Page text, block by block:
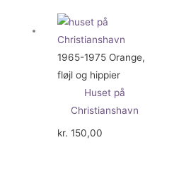
1965-1975 Orange,
fløjl og hippier
Huset på
Christianshavn
kr. 150,00